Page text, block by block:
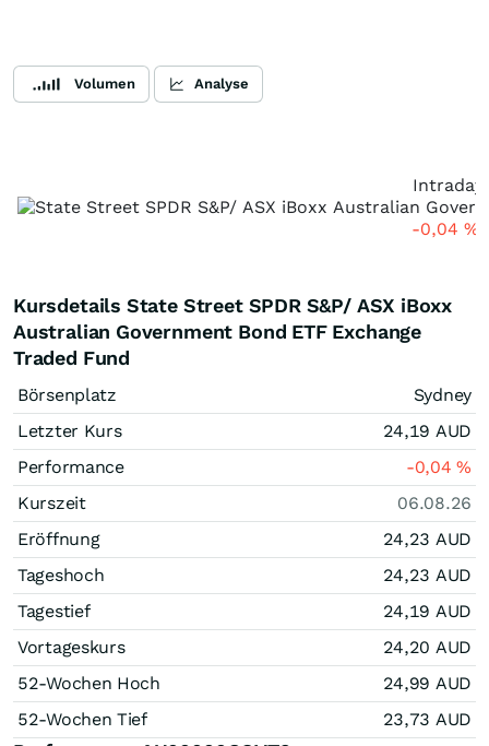
Volumen Analyse
Intraday
-0,04 %
Kursdetails State Street SPDR S&P/ ASX iBoxx
Australian Government Bond ETF Exchange
Traded Fund
Börsenplatz
Sydney
Letzter Kurs
24,19 AUD
Performance
-0,04%
Kurszeit
06.08.26
Eröffnung
24,23 AUD
Tageshoch
24,23 AUD
Tagestief
24,19 AUD
Vortageskurs
24,20 AUD
52-Wochen Hoch
24,99 AUD
52-Wochen Tief
23,73 AUD